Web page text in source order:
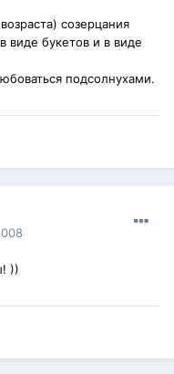
созерцания
виде букетов и в виде
подсолнухами.
))